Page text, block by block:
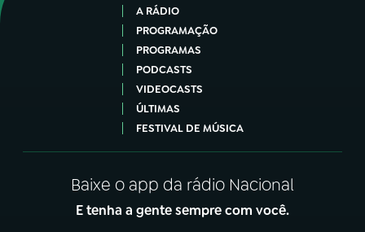
A RÁDIO
PROGRAMAÇÃO
PROGRAMAS
PODCASTS
VIDEOCASTS
ÚLTIMAS
FESTIVAL DE MÚSICA
Baixe o app da rádio Nacional
E tenha a gente sempre com você.